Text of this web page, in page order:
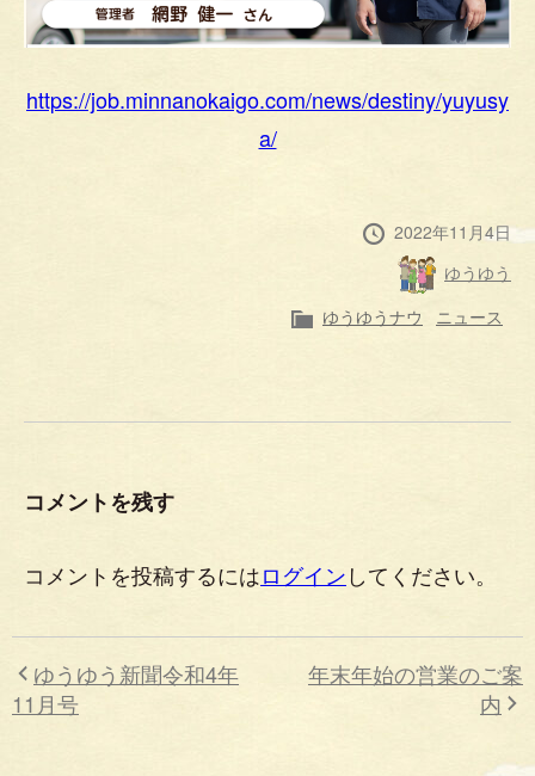
https://job.minnanokaigo.com/news/destiny/yuyusy
a/
投
稿
日
2022年11月4日
投
稿
者
ゆうゆう
カ
ゆうゆうナウ ニュース
コメントを残す
コメントを投稿するにはログインしてください。
ゆうゆう新聞令和4年
11月号
年末年始の営業のご案
内